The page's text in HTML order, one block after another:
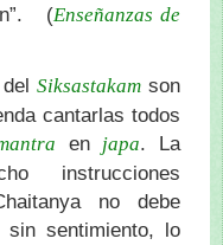
(Enseñanzas de
delSiksastakam son
cantarlas todos
en japa. La
instrucciones
no debe
sin sentimiento, lo